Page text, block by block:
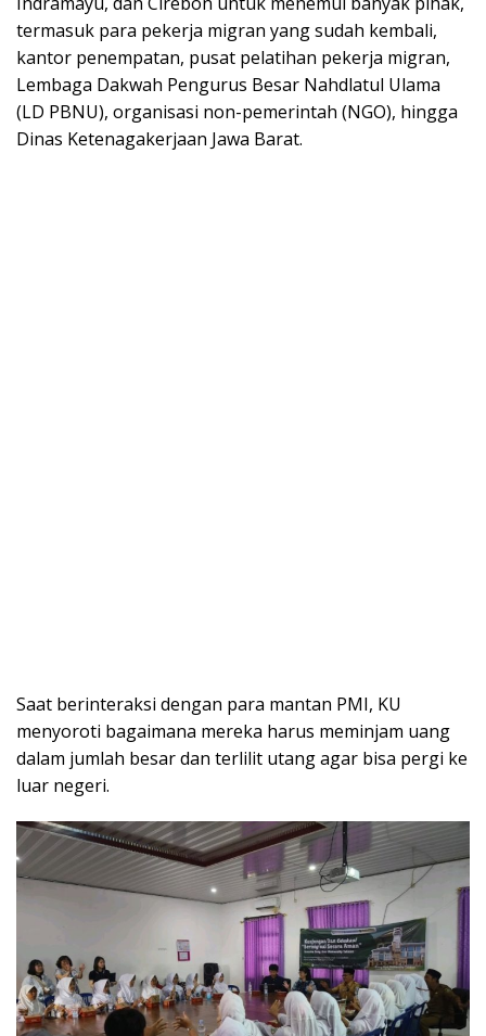
termasuk para pekerja migran yang sudah kembali,
kantor penempatan, pusat pelatihan pekerja migran,
Lembaga Dakwah Pengurus Besar Nahdlatul Ulama
(LD PBNU), organisasi non-pemerintah (NGO), hingga
Dinas Ketenagakerjaan Jawa Barat.
Saat berinteraksi dengan para mantan PMI, KU
menyoroti bagaimana mereka harus meminjam uang
dalam jumlah besar dan terlilit utang agar bisa pergi ke
luar negeri.